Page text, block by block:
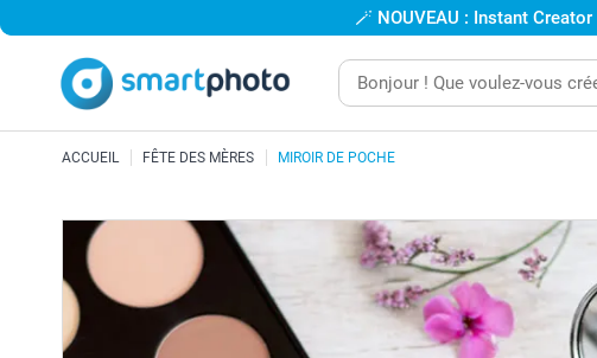
🪄 NOUVEAU : Instant Creator
ACCUEIL FÊTE DES MÈRES MIROIR DE POCHE